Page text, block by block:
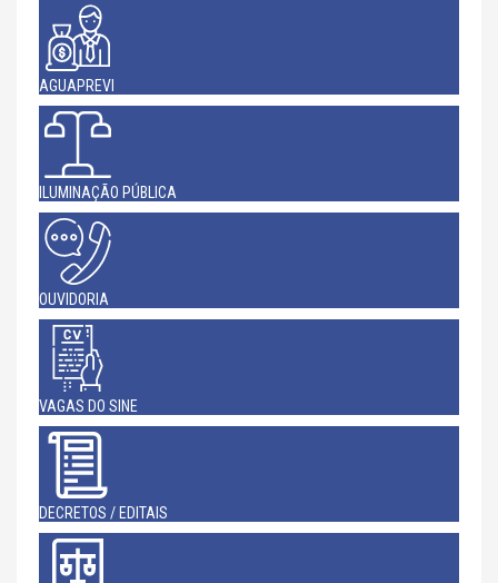
AGUAPREVI
ILUMINAÇÃO PÚBLICA
OUVIDORIA
VAGAS DO SINE
DECRETOS / EDITAIS